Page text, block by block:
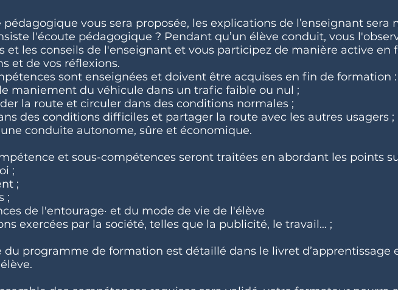
pédagogique vous sera proposée, les explications de l’enseignant sera
l'écoute pédagogique ? Pendant qu’un élève conduit, vous
et les conseils de l'enseignant et vous participez de manière active en
et de vos réflexions.
sont enseignées et doivent être acquises en fin de formation :
maniement du véhicule dans un trafic faible ou nul ;
la route et circuler dans des conditions normales ;
des conditions difficiles et partager la route avec les autres usagers ;
conduite autonome, sûre et économique.
et sous-compétences seront traitées en abordant les points
;
;
;
de l'entourage· et du mode de vie de l'élève
exercées par la société, telles que la publicité, le travail… ;
du programme de formation est détaillé dans le livret d’apprentissage